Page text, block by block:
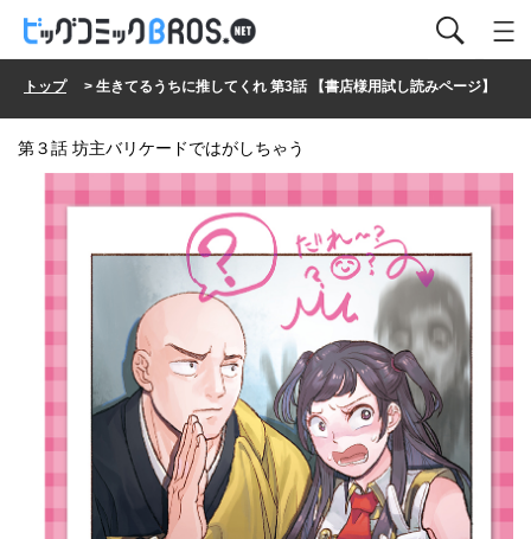
トップ> 生きてるうちに推してくれ 第3話 【書店様用試し読みページ】
第３話 坊主バリケードではがしちゃう